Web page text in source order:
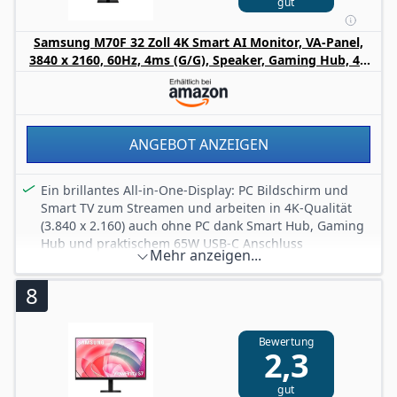
Ihren Sichtbereich maximiert und so ein schlankes
Design und praktisch nahtlose Dual-Monitor-Setups
ermöglicht.
Samsung M70F 32 Zoll 4K Smart AI Monitor, VA-Panel,
3840 x 2160, 60Hz, 4ms (G/G), Speaker, Gaming Hub, 4K
Upscaling, Sprachsteuerung, Smart TV-Apps & AI
Features, HDR10, USB-C, HDMI LS32FM700UUXEN
ANGEBOT ANZEIGEN
Ein brillantes All-in-One-Display: PC Bildschirm und
Smart TV zum Streamen und arbeiten in 4K-Qualität
(3.840 x 2.160) auch ohne PC dank Smart Hub, Gaming
Hub und praktischem 65W USB-C Anschluss
VA-Panel mit gestochen scharfer 4K-UHD-Auflösung,
lebendigen Farben und hohem Kontrast dank HDR10;
Arbeit und Spiel
Einfach anschließen – oder auch nicht: Verbinden Sie
Laptop oder Konsole via HDMI oder USB-C (65W) mit
dem 4K Monitor, nutzen Sie Smart-TV-Apps mit der
Fernbedienung oder streamen Sie direkt vom Handy
Mehr anzeigen...
8
Bewertung
2,3
gut